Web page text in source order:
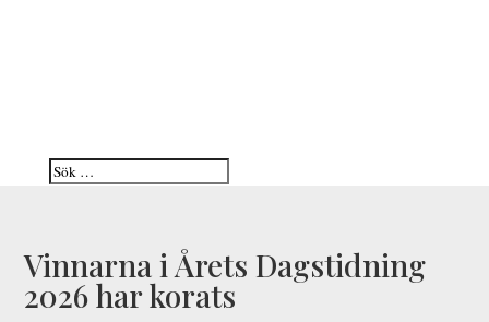
Vinnarna i Årets Dagstidning
2026 har korats